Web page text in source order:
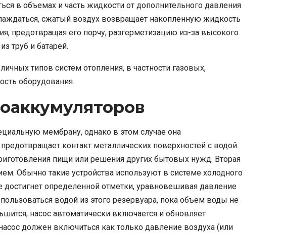
в объемах и часть жидкости от дополнительного давления
сжатый воздух возвращает накопленную жидкость
предотвращая его порчу, разгерметизацию из-за высокого
труб и батарей.
типов систем отопления, в частности газовых,
оборудования.
мембрану, однако в этом случае она
контакт металлических поверхностей с водой.
пищи или решения других бытовых нужд. Вторая
Обычно такие устройства используют в системе холодного
достигнет определенной отметки, уравновешивая давление
водой из этого резервуара, пока объем воды не
насос автоматически включается и обновляет
должен включиться как только давление воздуха (или